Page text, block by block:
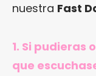
nuestra Fast
1. Si pudieras
que